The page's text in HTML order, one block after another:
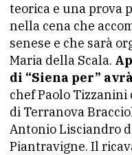
teorica e una prova
nella cena che
senese e che sarà
Maria della Scala.
di “Siena per”
chef Paolo Tizzanini
di Terranova
Antonio Lisciandro
Piantravigne. Il